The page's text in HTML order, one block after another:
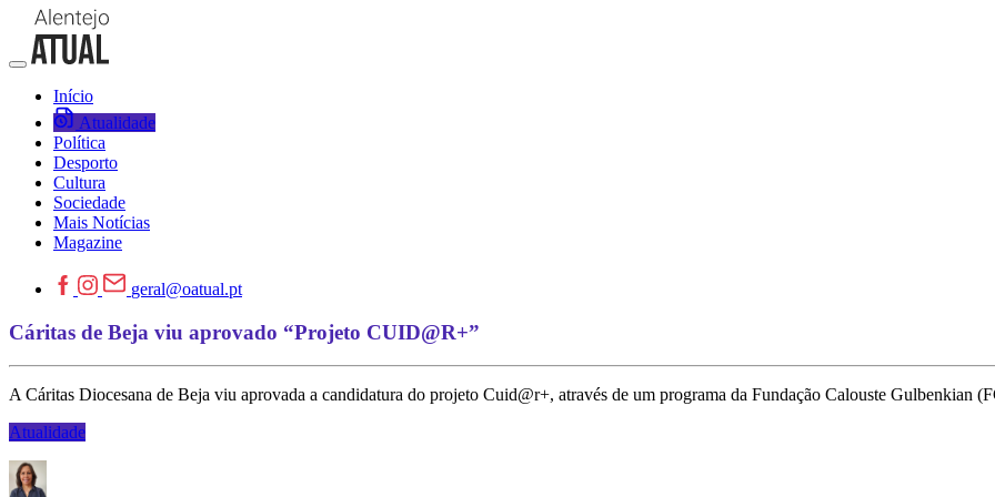
Início
Atualidade
Política
Desporto
Cultura
Sociedade
Mais Notícias
Magazine
geral@oatual.pt
Cáritas de Beja viu aprovado “Projeto CUID@R+”
A Cáritas Diocesana de Beja viu aprovada a candidatura do projeto Cuid@r+, através de um programa da Fundação Calouste Gulbenkian
Atualidade